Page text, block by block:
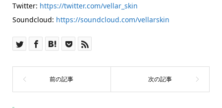
Twitter: https://twitter.com/vellar_skin
Soundcloud: https://soundcloud.com/vellarskin